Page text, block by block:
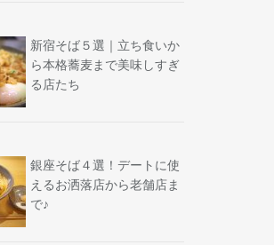
新宿そば５選｜立ち食いか
ら本格蕎麦まで美味しすぎ
る店たち
銀座そば４選！デートに使
えるお洒落店から老舗店ま
で♪